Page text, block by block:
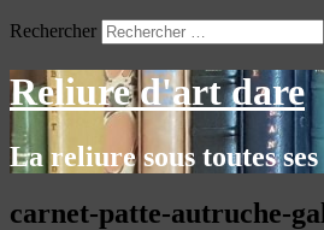
Rechercher
Reliure d'art dare
La reliure sous toutes
carnet-patte-autruche-